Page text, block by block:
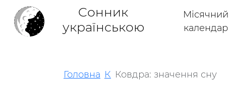
Cонник
українською
Місячний
календар
Головна К Ковдра: значення сну